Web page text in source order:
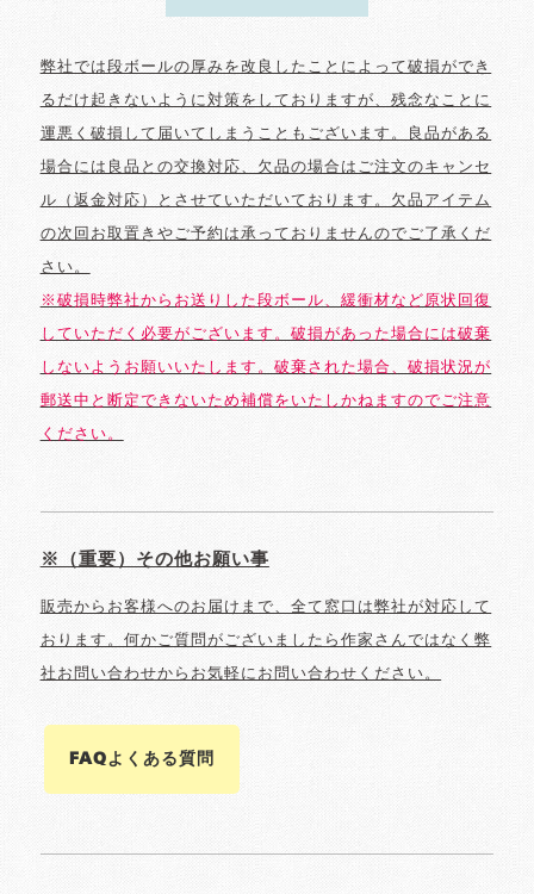
弊社では段ボールの厚みを改良したことによって破損ができ
るだけ起きないように対策をしておりますが、残念なことに
運悪く破損して届いてしまうこともございます。良品がある
場合には良品との交換対応、欠品の場合はご注文のキャンセ
ル（返金対応）とさせていただいております。欠品アイテム
の次回お取置きやご予約は承っておりませんのでご了承くだ
さい。
※破損時弊社からお送りした段ボール、緩衝材など原状回復
していただく必要がございます。破損があった場合には破棄
しないようお願いいたします。破棄された場合、破損状況が
郵送中と断定できないため補償をいたしかねますのでご注意
ください。
※（重要）その他お願い事
販売からお客様へのお届けまで、全て窓口は弊社が対応して
おります。何かご質問がございましたら作家さんではなく弊
社お問い合わせからお気軽にお問い合わせください。
FAQよくある質問